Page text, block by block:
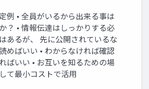
例 • 全員がいるから出来る事は
？ • 情報伝達はしっかりする必
あるが、 先に公開されているな
めばいい • わからなければ確認
ばいい • お互いを知るための場
て最小コストで活用